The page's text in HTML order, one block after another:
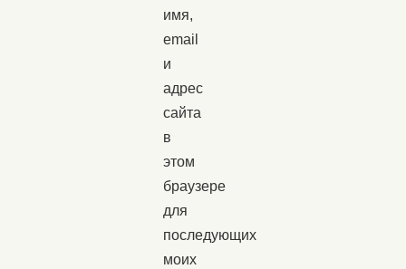
имя,
email
и
адрес
сайта
в
этом
браузере
для
последующих
моих